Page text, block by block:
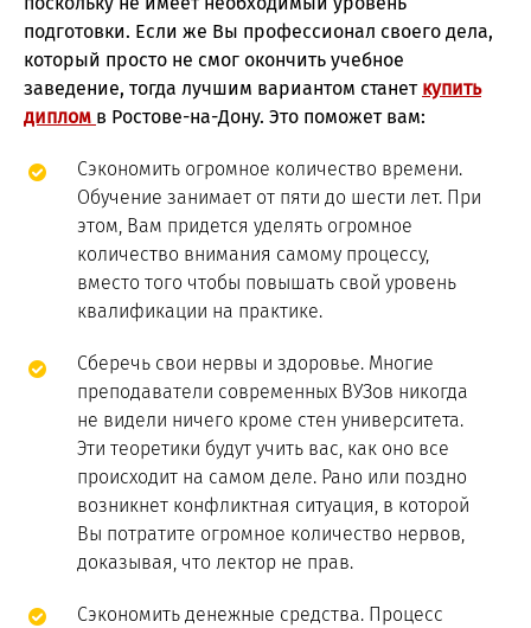
подготовки. Если же Вы профессионал своего дела,
который просто не смог окончить учебное
заведение, тогда лучшим вариантом станет купить
диплом в Ростове-на-Дону. Это поможет вам:
Сэкономить огромное количество времени.
Обучение занимает от пяти до шести лет. При
этом, Вам придется уделять огромное
количество внимания самому процессу,
вместо того чтобы повышать свой уровень
квалификации на практике.
Сберечь свои нервы и здоровье. Многие
преподаватели современных ВУЗов никогда
не видели ничего кроме стен университета.
Эти теоретики будут учить вас, как оно все
происходит на самом деле. Рано или поздно
возникнет конфликтная ситуация, в которой
Вы потратите огромное количество нервов,
доказывая, что лектор не прав.
Сэкономить денежные средства. Процесс